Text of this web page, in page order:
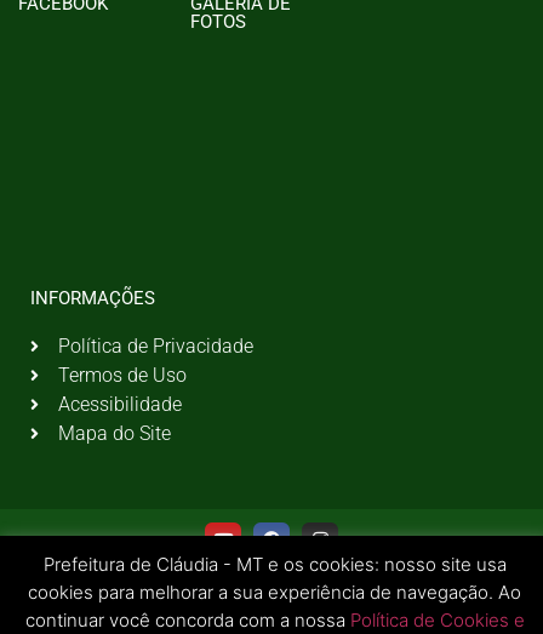
FOTOS
INFORMAÇÕES
Política de Privacidade
Termos de Uso
Acessibilidade
Mapa do Site
Prefeitura de Cláudia - MT e os cookies: nosso site usa
cookies para melhorar a sua experiência de navegação. Ao
continuar você concorda com a nossa Política de Cookies e